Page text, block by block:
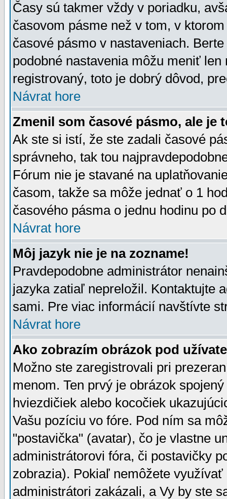
Časy sú takmer vždy v poriadku,
časovom pásme než v tom, v
časové pásmo v nastaveniach.
podobné nastavenia môžu meniť
registrovaný, toto je dobrý dôvod,
Návrat hore
Zmenil som časové pásmo, ale je
Ak ste si istí, že ste zadali časové
správneho, tak tou
Fórum nie je stavané na
časom, takže sa môže jednať o 1
časového pásma o jednu hodinu po
Návrat hore
Môj jazyk nie je na zozname!
Pravdepodobne administrátor
jazyka zatiaľ nepreložil. Kontaktujte
sami. Pre viac informácií navštívte
Návrat hore
Ako zobrazím obrázok pod
Možno ste zaregistrovali pri
menom. Ten prvý je obrázok
hviezdičiek alebo kocočiek
Vašu pozíciu vo fóre. Pod ním sa
"postavička" (avatar), čo je vlastne
administrátorovi fóra, či postavičky
zobrazia). Pokiaľ nemôžete
administrátori zakázali, a Vy by ste